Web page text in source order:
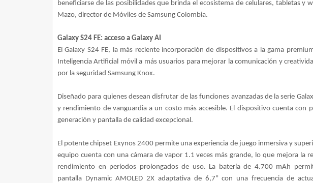
beneficiarse de las posibilidades que brinda el ecosistema de celulares, tabletas y
Mazo, director de Móviles de Samsung Colombia.
Galaxy S24 FE: acceso a Galaxy AI
El Galaxy S24 FE, la más reciente incorporación de dispositivos a la gama
Inteligencia Artificial móvil a más usuarios para mejorar la comunicación y
por la seguridad Samsung Knox.
Diseñado para quienes desean disfrutar de las funciones avanzadas de la serie
y rendimiento de vanguardia a un costo más accesible. El dispositivo cuenta con
generación y pantalla de calidad excepcional.
El potente chipset Exynos 2400 permite una experiencia de juego inmersiva y
equipo cuenta con una cámara de vapor 1.1 veces más grande, lo que mejora la
rendimiento en períodos prolongadosde uso. La batería de 4.700 mAh
pantalla Dynamic AMOLED 2X adaptativa de 6,7” con una frecuencia de